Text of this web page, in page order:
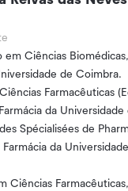
em Ciências
de Coimbra.
Farmacêuticas
da
Spécialisées de
da
Ciências